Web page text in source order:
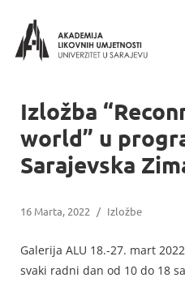
Izložba
world” u
Sarajevska
16 Marta, 2022 / Izložbe
Galerija ALU 18.-27. mart
svaki radni dan od 10 do 18